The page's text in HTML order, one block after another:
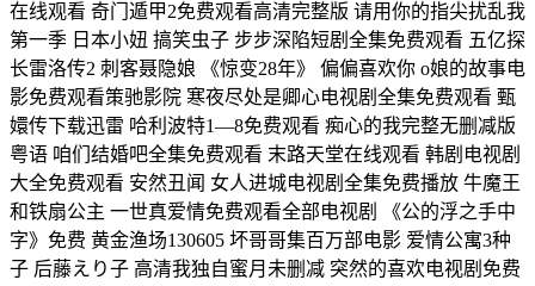
在线观看 奇门遁甲2免费观看高清完整版 请用你的指尖扰乱我
第一季 日本小妞 搞笑虫子 步步深陷短剧全集免费观看 五亿探
长雷洛传2 刺客聂隐娘 《惊变28年》 偏偏喜欢你 o娘的故事电
影免费观看策驰影院 寒夜尽处是卿心电视剧全集免费观看 甄
嬛传下载迅雷 哈利波特1—8免费观看 痴心的我完整无删减版
粤语 咱们结婚吧全集免费观看 末路天堂在线观看 韩剧电视剧
大全免费观看 安然丑闻 女人进城电视剧全集免费播放 牛魔王
和铁扇公主 一世真爱情免费观看全部电视剧 《公的浮之手中
字》免费 黄金渔场130605 坏哥哥集百万部电影 爱情公寓3种
子 后藤えり子 高清我独自蜜月未删减 突然的喜欢电视剧免费